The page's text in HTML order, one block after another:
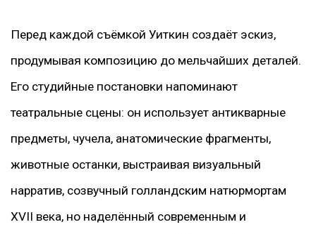
Перед каждой съёмкой Уиткин создаёт эскиз,
продумывая композицию до мельчайших деталей.
Его студийные постановки напоминают
театральные сцены: он использует антикварные
предметы, чучела, анатомические фрагменты,
животные останки, выстраивая визуальный
нарратив, созвучный голландским натюрмортам
XVII века, но наделённый современным и